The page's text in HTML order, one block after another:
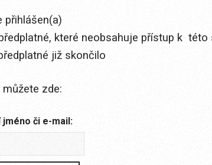
přihlášen(a)
které neobsahuje přístup k této
již skončilo
zde:
jméno či e-mail: